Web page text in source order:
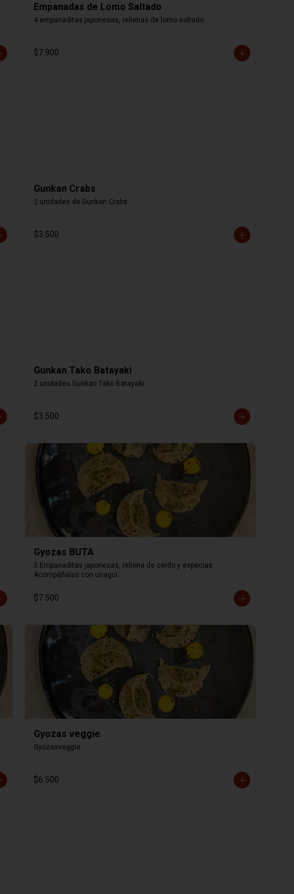
Empanadas de Lomo Saltado
4 empanaditas japonesas, rellenas de lomo saltado.
$7.900
Gunkan Crabs
2 unidades de Gunkan Crabs
$3.500
Gunkan Tako Batayaki
2 unidades Gunkan Tako Batayaki
$3.500
Gyozas BUTA
5 Empanaditas japonesas, rellena de cerdo y especias.
Acompáñalas con unagui.
$7.500
Gyozas veggie
Gyozasveggie
$6.500